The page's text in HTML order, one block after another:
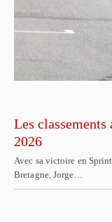
Les classements
2026
Avec sa victoire en
Bretagne, Jorge…